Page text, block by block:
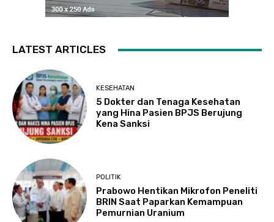
LATEST ARTICLES
KESEHATAN
5 Dokter dan Tenaga Kesehatan
yang Hina Pasien BPJS Berujung
Kena Sanksi
POLITIK
Prabowo Hentikan Mikrofon Peneliti
BRIN Saat Paparkan Kemampuan
Pemurnian Uranium